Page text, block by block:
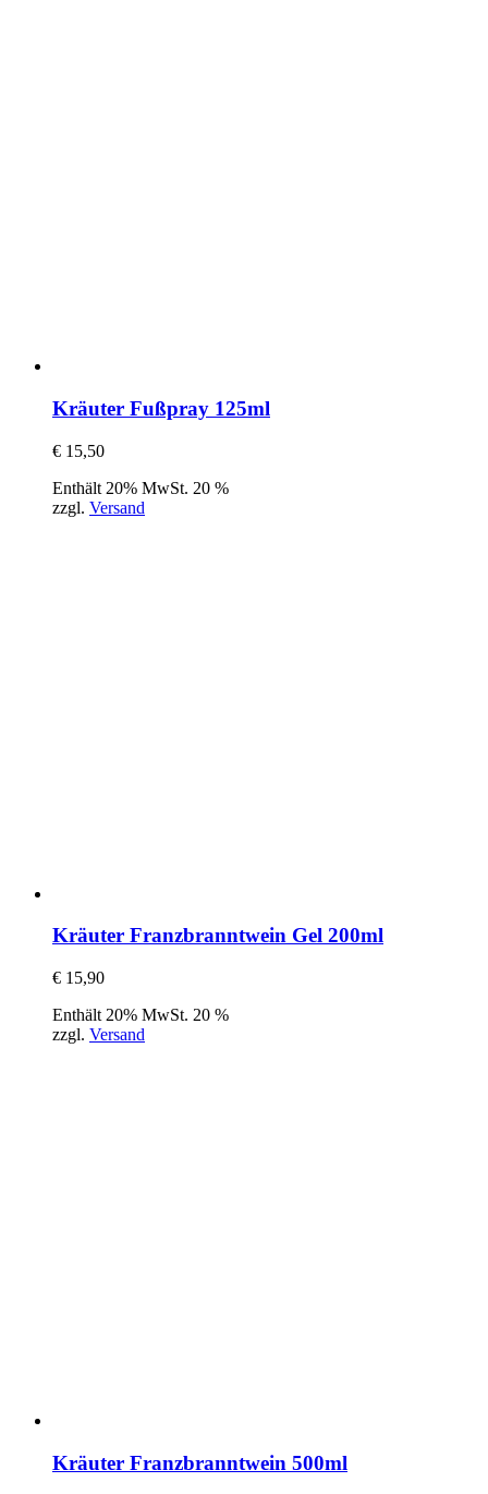
Kräuter Fußpray 125ml
€ 15,50
Enthält 20% MwSt. 20 %
zzgl. Versand
Kräuter Franzbranntwein Gel 200ml
€ 15,90
Enthält 20% MwSt. 20 %
zzgl. Versand
Kräuter Franzbranntwein 500ml